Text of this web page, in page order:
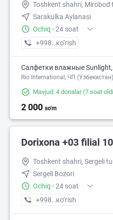
Toshkent shahri, Mirobod
Sarakulka Aylanasi
Ochiq · 24 soat
+998 (95) XXX-XX-XX
кo’rish
Салфетки влажные
Rio International, ЧП (Узбекистан)
Mavjud: 4 donalar(7 soat
2 000 so'm
Dorixona +03 filial 10
Toshkent shahri, Sergeli
Sergeli Bozori
Ochiq · 24 soat
+998 (94) XXX-XX-XX
кo’rish